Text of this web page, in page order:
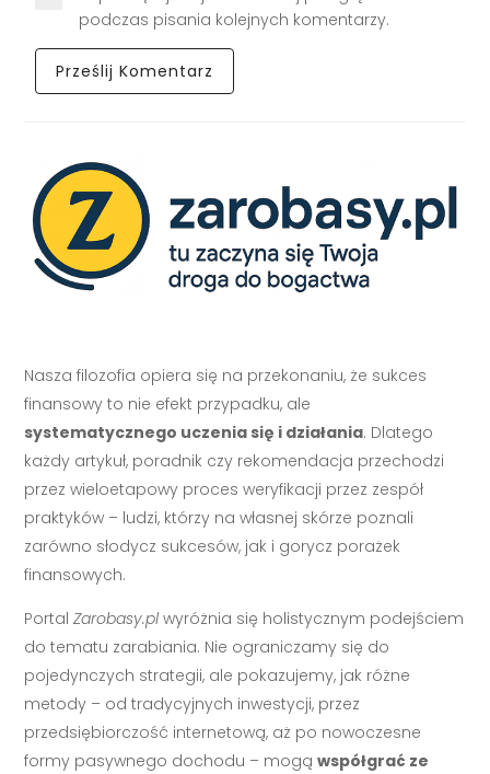
podczas pisania kolejnych komentarzy.
Nasza filozofia opiera się na przekonaniu, że sukces
finansowy to nie efekt przypadku, ale
systematycznego uczenia się i działania. Dlatego
każdy artykuł, poradnik czy rekomendacja przechodzi
przez wieloetapowy proces weryfikacji przez zespół
praktyków – ludzi, którzy na własnej skórze poznali
zarówno słodycz sukcesów, jak i gorycz porażek
finansowych.
PortalZarobasy.pl wyróżnia się holistycznym podejściem
do tematu zarabiania. Nie ograniczamy się do
pojedynczych strategii, ale pokazujemy, jak różne
metody – od tradycyjnych inwestycji, przez
przedsiębiorczość internetową, aż po nowoczesne
formy pasywnego dochodu – mogąwspółgrać ze